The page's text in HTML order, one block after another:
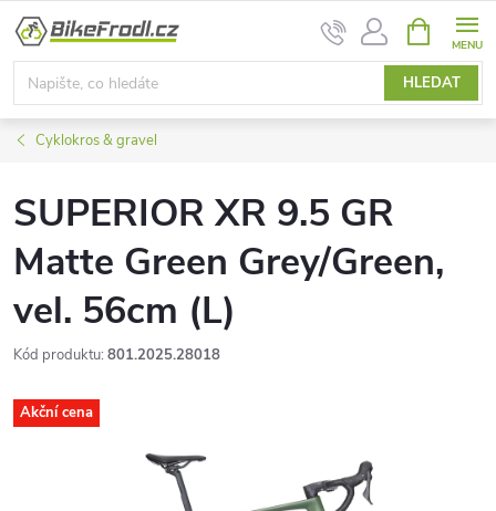
Přejít
obsah
HLEDAT
NÁKUPNÍ
KOŠÍK
Cyklokros & gravel
SUPERIOR XR 9.5 GR
Matte Green Grey/Green,
vel. 56cm (L)
Kód produktu: 801.2025.28018
Akční cena